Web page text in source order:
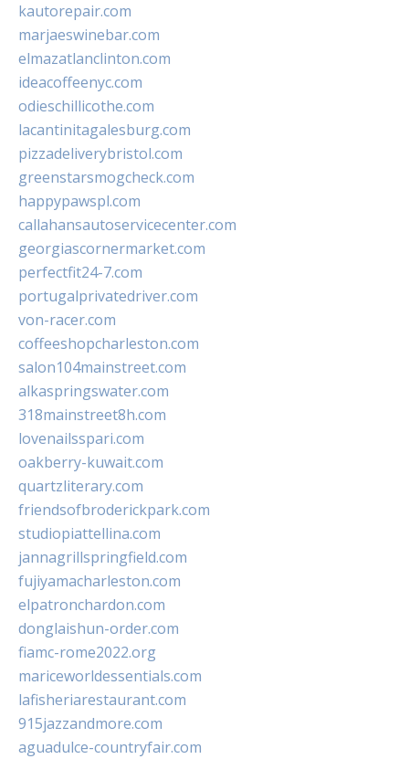
kautorepair.com
marjaeswinebar.com
elmazatlanclinton.com
ideacoffeenyc.com
odieschillicothe.com
lacantinitagalesburg.com
pizzadeliverybristol.com
greenstarsmogcheck.com
happypawspl.com
callahansautoservicecenter.com
georgiascornermarket.com
perfectfit24-7.com
portugalprivatedriver.com
von-racer.com
coffeeshopcharleston.com
salon104mainstreet.com
alkaspringswater.com
318mainstreet8h.com
lovenailsspari.com
oakberry-kuwait.com
quartzliterary.com
friendsofbroderickpark.com
studiopiattellina.com
jannagrillspringfield.com
fujiyamacharleston.com
elpatronchardon.com
donglaishun-order.com
fiamc-rome2022.org
mariceworldessentials.com
lafisheriarestaurant.com
915jazzandmore.com
aguadulce-countryfair.com